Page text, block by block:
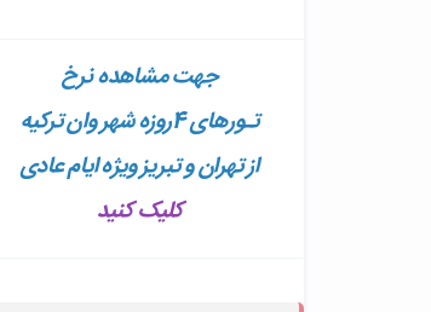
جهت مشاهدهنرخ
تـورهای 4روزه
شهر وان ترکیه
از تهران و تبریز ویژه ایام عادی
کلیک کنید